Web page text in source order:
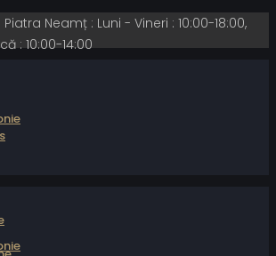
Neamț : Luni - Vineri : 10:00-18:00,
: 10:00-14:00